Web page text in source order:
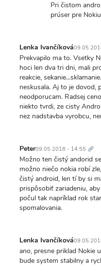
Pri čistom
prúser pre
Lenka Ivančíková
Prekvapilo ma to. Vsetky
hoci len dva tri dni, mali
reakcie,
neskusala. Aj to je dovod,
neodporucam. Radsej
niekto tvrdi, ze cisty
nez nadstavba vyrobcu,
Peter09.05.2018 - 14:55
Možno ten čistý andorid
možno niečo nokia robí
čistý android, len tí by si
prispôsobiť zariadeniu,
počul tak napríklad rok
spomalovania.
Lenka Ivančíková
ano, presne priklad Nokie
bude system stabilny a